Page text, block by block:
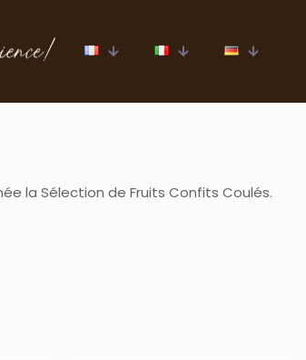
la Sélection de Fruits Confits Coulés.